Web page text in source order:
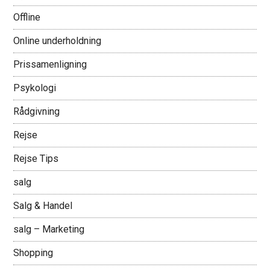
Offline
Online underholdning
Prissamenligning
Psykologi
Rådgivning
Rejse
Rejse Tips
salg
Salg & Handel
salg – Marketing
Shopping